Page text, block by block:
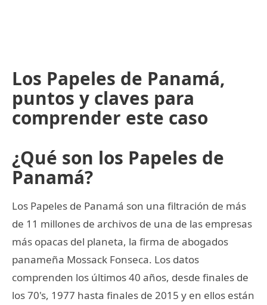
Los Papeles de Panamá,
puntos y claves para
comprender este caso
¿Qué son los Papeles de
Panamá?
Los Papeles de Panamá son una filtración de más
de 11 millones de archivos de una de las empresas
más opacas del planeta, la firma de abogados
panameña Mossack Fonseca. Los datos
comprenden los últimos 40 años, desde finales de
los 70's, 1977 hasta finales de 2015 y en ellos están